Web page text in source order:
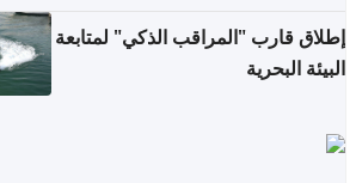
إطلاق قارب "المراقب الذكي" لمتابعة
البيئة البحرية